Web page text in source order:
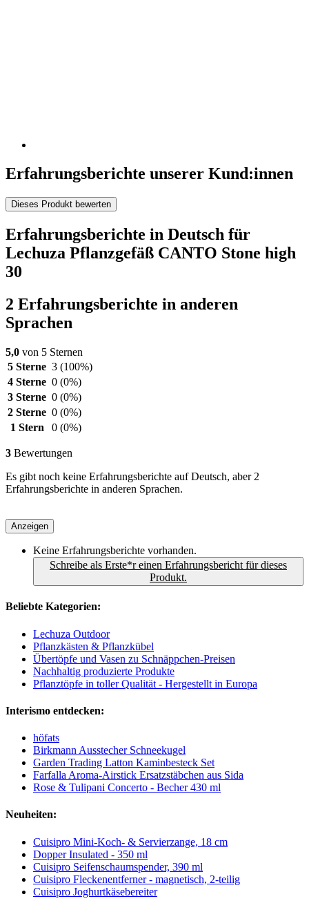
Erfahrungsberichte unserer Kund:innen
Dieses Produkt bewerten
Erfahrungsberichte in Deutsch für
Lechuza Pflanzgefäß CANTO Stone high
30
2 Erfahrungsberichte in anderen
Sprachen
5,0 von 5 Sternen
5 Sterne 3 (100%)
4 Sterne 0 (0%)
3 Sterne 0 (0%)
2 Sterne 0 (0%)
1 Stern
0 (0%)
3 Bewertungen
Es gibt noch keine Erfahrungsberichte auf Deutsch, aber 2
Erfahrungsberichte in anderen Sprachen.
Anzeigen
Keine Erfahrungsberichte vorhanden.
Schreibe als Erste*r einen Erfahrungsbericht für dieses
Produkt.
Beliebte Kategorien:
Lechuza Outdoor
Pflanzkästen & Pflanzkübel
Übertöpfe und Vasen zu Schnäppchen-Preisen
Nachhaltig produzierte Produkte
Pflanztöpfe in toller Qualität - Hergestellt in Europa
Interismo entdecken:
höfats
Birkmann Ausstecher Schneekugel
Garden Trading Latton Kaminbesteck Set
Farfalla Aroma-Airstick Ersatzstäbchen aus Sida
Rose & Tulipani Concerto - Becher 430 ml
Neuheiten:
Cuisipro Mini-Koch- & Servierzange, 18 cm
Dopper Insulated - 350 ml
Cuisipro Seifenschaumspender, 390 ml
Cuisipro Fleckenentferner - magnetisch, 2-teilig
Cuisipro Joghurtkäsebereiter